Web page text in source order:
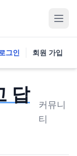
그인 회원 가입
답
커뮤니
티